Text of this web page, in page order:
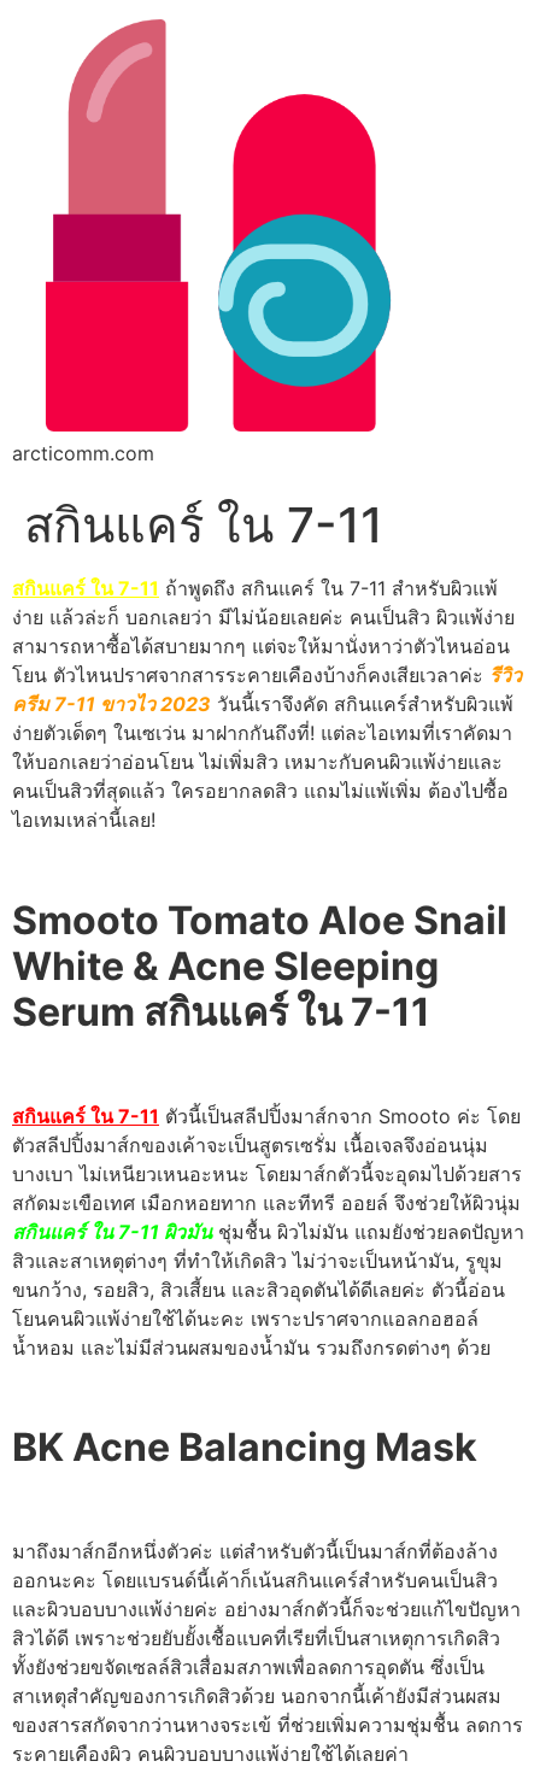
arcticomm.com
สกินแคร์ ใน 7-11
สกินแคร์ ใน 7-11 ถ้าพูดถึง สกินแคร์ ใน 7-11 สำหรับผิวแพ้
ง่าย แล้วล่ะก็ บอกเลยว่า มีไม่น้อยเลยค่ะ คนเป็นสิว ผิวแพ้ง่าย
สามารถหาซื้อได้สบายมากๆ แต่จะให้มานั่งหาว่าตัวไหนอ่อน
โยน ตัวไหนปราศจากสารระคายเคืองบ้างก็คงเสียเวลาค่ะ รีวิว
ครีม 7-11 ขาวไว 2023 วันนี้เราจึงคัด สกินแคร์สำหรับผิวแพ้
ง่ายตัวเด็ดๆ ในเซเว่น มาฝากกันถึงที่! แต่ละไอเทมที่เราคัดมา
ให้บอกเลยว่าอ่อนโยน ไม่เพิ่มสิว เหมาะกับคนผิวแพ้ง่ายและ
คนเป็นสิวที่สุดแล้ว ใครอยากลดสิว แถมไม่แพ้เพิ่ม ต้องไปซื้อ
ไอเทมเหล่านี้เลย!
Smooto Tomato Aloe Snail
White & Acne Sleeping
Serum สกินแคร์ ใน 7-11
สกินแคร์ ใน 7-11 ตัวนี้เป็นสลีปปิ้งมาส์กจาก Smooto ค่ะ โดย
ตัวสลีปปิ้งมาส์กของเค้าจะเป็นสูตรเซรั่ม เนื้อเจลจึงอ่อนนุ่ม
บางเบา ไม่เหนียวเหนอะหนะ โดยมาส์กตัวนี้จะอุดมไปด้วยสาร
สกัดมะเขือเทศ เมือกหอยทาก และทีทรี ออยล์ จึงช่วยให้ผิวนุ่ม
สกินแคร์ ใน 7-11 ผิวมันชุ่มชื้น ผิวไม่มัน แถมยังช่วยลดปัญหา
สิวและสาเหตุต่างๆ ที่ทำให้เกิดสิว ไม่ว่าจะเป็นหน้ามัน, รูขุม
ขนกว้าง, รอยสิว, สิวเสี้ยน และสิวอุดตันได้ดีเลยค่ะ ตัวนี้อ่อน
โยนคนผิวแพ้ง่ายใช้ได้นะคะ เพราะปราศจากแอลกอฮอล์
น้ำหอม และไม่มีส่วนผสมของน้ำมัน รวมถึงกรดต่างๆ ด้วย
BK Acne Balancing Mask
มาถึงมาส์กอีกหนึ่งตัวค่ะ แต่สำหรับตัวนี้เป็นมาส์กที่ต้องล้าง
ออกนะคะ โดยแบรนด์นี้เค้าก็เน้นสกินแคร์สำหรับคนเป็นสิว
และผิวบอบบางแพ้ง่ายค่ะ อย่างมาส์กตัวนี้ก็จะช่วยแก้ไขปัญหา
สิวได้ดี เพราะช่วยยับยั้งเชื้อแบคที่เรียที่เป็นสาเหตุการเกิดสิว
ทั้งยังช่วยขจัดเซลล์สิวเสื่อมสภาพเพื่อลดการอุดตัน ซึ่งเป็น
สาเหตุสำคัญของการเกิดสิวด้วย นอกจากนี้เค้ายังมีส่วนผสม
ของสารสกัดจากว่านหางจระเข้ ที่ช่วยเพิ่มความชุ่มชื้น ลดการ
ระคายเคืองผิว คนผิวบอบบางแพ้ง่ายใช้ได้เลยค่า